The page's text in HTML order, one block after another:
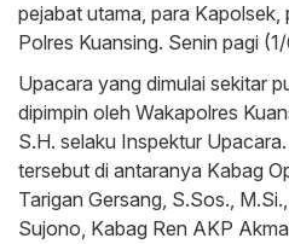
pejabat utama, para
Polres Kuansing. Senin pagi
Upacara yang dimulai sekitar
dipimpin oleh Wakapolres
S.H. selaku Inspektur
tersebut di antaranya Kabag
Tarigan Gersang, S.Sos.,
Sujono, Kabag Ren AKP